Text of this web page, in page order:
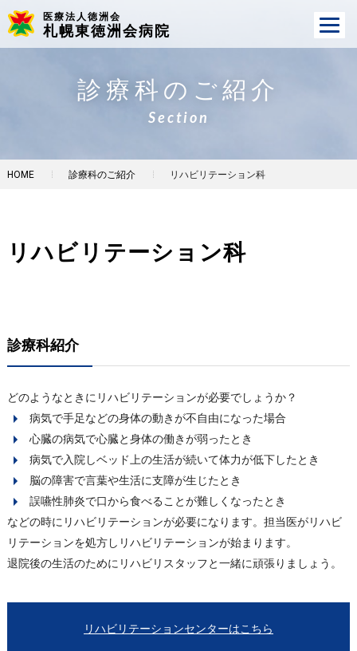
医療法人徳洲会
札幌東徳洲会病院
診療科のご紹介
Section
HOME 診療科のご紹介 リハビリテーション科
リハビリテーション科
診療科紹介
どのようなときにリハビリテーションが必要でしょうか？
病気で手足などの身体の動きが不自由になった場合
心臓の病気で心臓と身体の働きが弱ったとき
病気で入院しベッド上の生活が続いて体力が低下したとき
脳の障害で言葉や生活に支障が生じたとき
誤嚥性肺炎で口から食べることが難しくなったとき
などの時にリハビリテーションが必要になります。担当医がリハビ
リテーションを処方しリハビリテーションが始まります。
退院後の生活のためにリハビリスタッフと一緒に頑張りましょう。
リハビリテーションセンターはこちら